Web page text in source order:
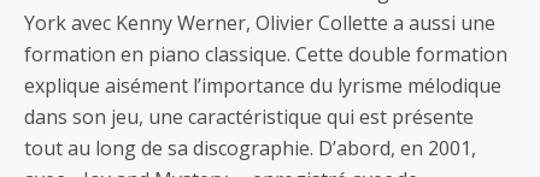
York avec Kenny Werner, Olivier Collette a aussi une
formation en piano classique. Cette double formation
explique aisément l’importance du lyrisme mélodique
dans son jeu, une caractéristique qui est présente
tout au long de sa discographie. D’abord, en 2001,